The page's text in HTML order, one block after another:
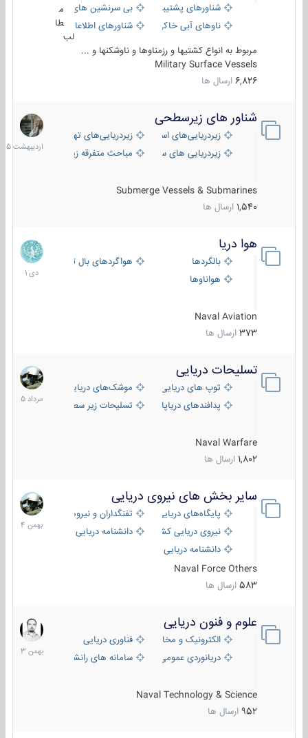
شناورهای پشتیبانی
بی سرنشین های دریایی
ناوهای آبی خاکی و نیروبرشناورهای اطلاعاتی و جاسوسی
طا
لب
مربوط به انواع کشتیها و رزمناوها و ناوشکنها و ...
Military Surface Vessels
6,826 ارسال ها
شناور های زیرسطحی
زیردریایی‌های استراتژیکزیردریایی‌های تهاجمی
زیردریایی های سبک
مباحث متفرقه زیرسطحی
Submerge Vessels & Submarines
1,540 ارسال ها
31
1405
هوا دریا
بالگردها
هواگردهای بال ثابت
هواناوها
Naval Aviation
373 ارسال ها
12
دی
1401
تسلیحات دریایی
توپ های دریایی
موشک‌های دریایی
پدافندهای دریاپایه
تسلیحات زیر سطحی
Naval Warfare
1,802 ارسال ها
2
مرداد
1405
سایر بخش های نیروی دریایی
پایگاه‌های دریایی
تفنگداران و نیروهای ویژه‌ی دریایی
نیروی دریایی کشورهای مختلفدانشنامه دریایی
دانشنامه دریایی کپی
Naval Force Others
583 ارسال ها
22
بهمن
1404
علوم و فنون دریایی
الکترونیک و مخابرات دریاییفناوری دریایی
دریانوردی عمومی
سامانه های رانشی دریایی
Naval Technology & Science
952 ارسال ها
6
بهمن
1403